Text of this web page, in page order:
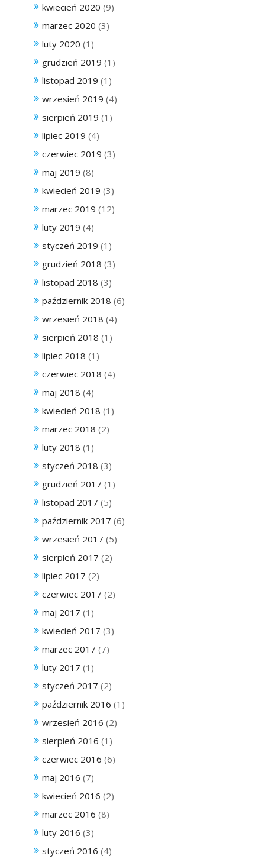
kwiecień 2020 (9)
marzec 2020 (3)
luty 2020 (1)
grudzień 2019 (1)
listopad 2019 (1)
wrzesień 2019 (4)
sierpień 2019 (1)
lipiec 2019 (4)
czerwiec 2019 (3)
maj 2019 (8)
kwiecień 2019 (3)
marzec 2019 (12)
luty 2019 (4)
styczeń 2019 (1)
grudzień 2018 (3)
listopad 2018 (3)
październik 2018 (6)
wrzesień 2018 (4)
sierpień 2018 (1)
lipiec 2018 (1)
czerwiec 2018 (4)
maj 2018 (4)
kwiecień 2018 (1)
marzec 2018 (2)
luty 2018 (1)
styczeń 2018 (3)
grudzień 2017 (1)
listopad 2017 (5)
październik 2017 (6)
wrzesień 2017 (5)
sierpień 2017 (2)
lipiec 2017 (2)
czerwiec 2017 (2)
maj 2017 (1)
kwiecień 2017 (3)
marzec 2017 (7)
luty 2017 (1)
styczeń 2017 (2)
październik 2016 (1)
wrzesień 2016 (2)
sierpień 2016 (1)
czerwiec 2016 (6)
maj 2016 (7)
kwiecień 2016 (2)
marzec 2016 (8)
luty 2016 (3)
styczeń 2016 (4)